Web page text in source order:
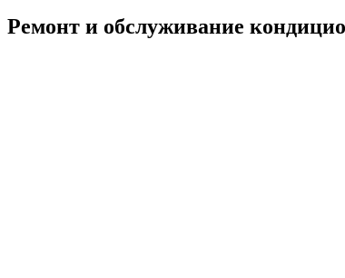
Ремонт и обслуживание